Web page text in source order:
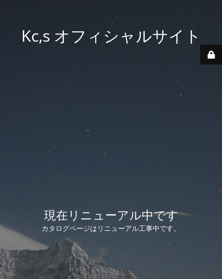
Kc,s オフィシャルサイト
現在リニューアル中です
カタログページはリニューアル工事中です。